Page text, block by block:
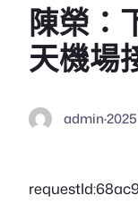
陳榮：
天機場
admin·